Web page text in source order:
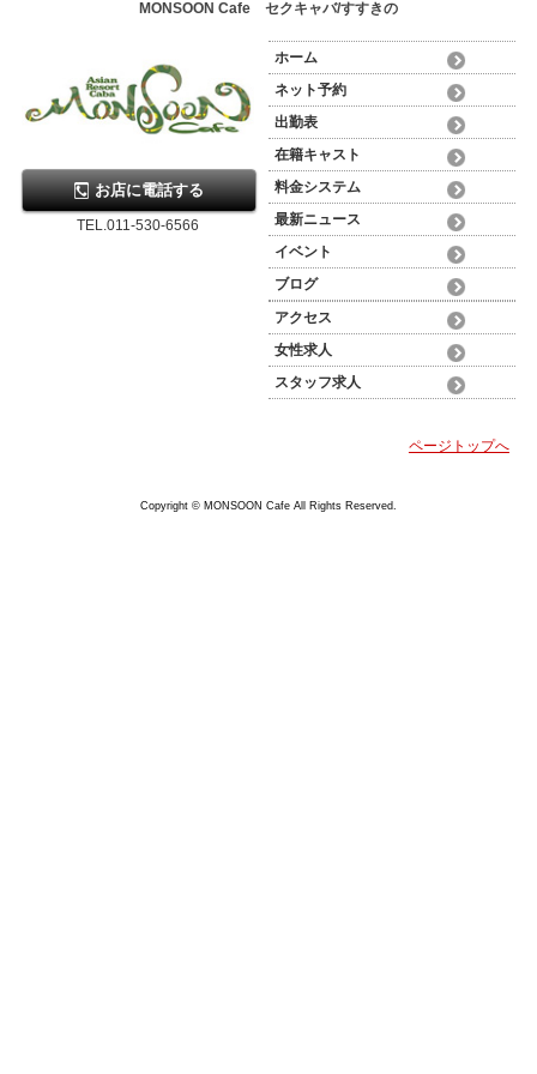
MONSOON Cafe セクキャバ/すすきの
お店に電話する
TEL.011-530-6566
ホーム
ネット予約
出勤表
在籍キャスト
料金システム
最新ニュース
イベント
ブログ
アクセス
女性求人
スタッフ求人
ページトップへ
Copyright © MONSOON Cafe All Rights Reserved.